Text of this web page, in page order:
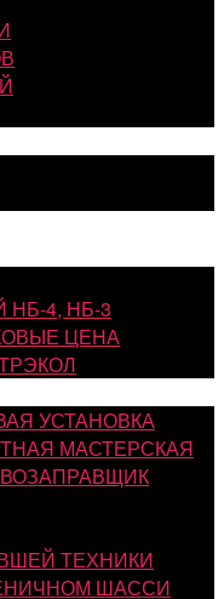
4, НБ-3
ЦЕНА
УСТАНОВКА
МАСТЕРСКАЯ
ТЕХНИКИ
ШАССИ